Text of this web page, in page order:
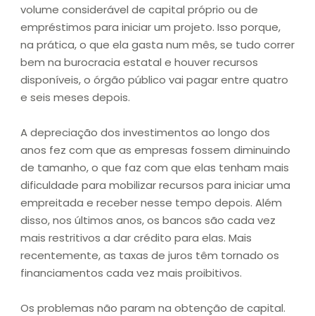
volume considerável de capital próprio ou de
empréstimos para iniciar um projeto. Isso porque,
na prática, o que ela gasta num mês, se tudo correr
bem na burocracia estatal e houver recursos
disponíveis, o órgão público vai pagar entre quatro
e seis meses depois.
A depreciação dos investimentos ao longo dos
anos fez com que as empresas fossem diminuindo
de tamanho, o que faz com que elas tenham mais
dificuldade para mobilizar recursos para iniciar uma
empreitada e receber nesse tempo depois. Além
disso, nos últimos anos, os bancos são cada vez
mais restritivos a dar crédito para elas. Mais
recentemente, as taxas de juros têm tornado os
financiamentos cada vez mais proibitivos.
Os problemas não param na obtenção de capital.